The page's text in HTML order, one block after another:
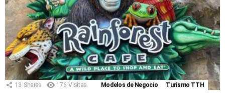
13 Shares 176 Visitas Modelos de Negocio Turismo TTH